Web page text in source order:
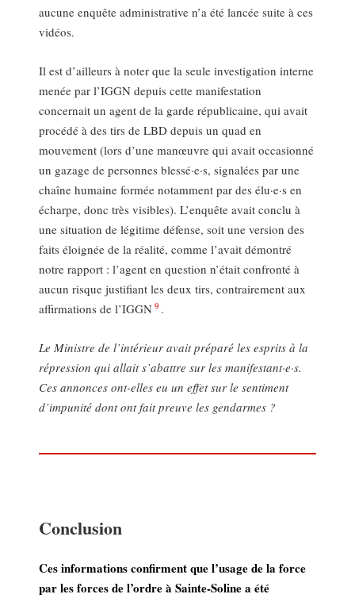
aucune enquête administrative n’a été lancée suite à ces
vidéos.
Il est d’ailleurs à noter que la seule investigation interne
menée par l’IGGN depuis cette manifestation
concernait un agent de la garde républicaine, qui avait
procédé à des tirs de LBD depuis un quad en
mouvement (lors d’une manœuvre qui avait occasionné
un gazage de personnes blessé·e·s, signalées par une
chaîne humaine formée notamment par des élu·e·s en
écharpe, donc très visibles). L’enquête avait conclu à
une situation de légitime défense, soit une version des
faits éloignée de la réalité, comme l’avait démontré
notre rapport : l’agent en question n’était confronté à
aucun risque justifiant les deux tirs, contrairement aux
affirmations de l’IGGN 9 .
Le Ministre de l’intérieur avait préparé les esprits à la
répression qui allait s’abattre sur les manifestant·e·s.
Ces annonces ont-elles eu un effet sur le sentiment
d’impunité dont ont fait preuve les gendarmes ?
Conclusion
Ces informations confirment que l’usage de la force
par les forces de l’ordre à Sainte-Soline a été